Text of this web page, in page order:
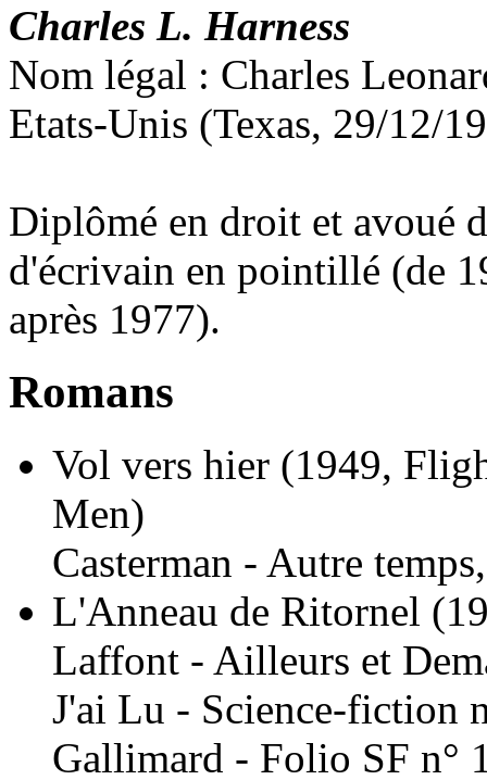
Charles L. Harness
Nom légal : Charles
Etats-Unis (Texas, 29/12/
Diplômé en droit et avoué
d'écrivain en pointillé (de
après 1977).
Romans
Vol vers hier (1949,
Men)
Casterman - Autre
L'Anneau de Ritornel
Laffont - Ailleurs et
J'ai Lu - Science-fiction
Gallimard - Folio SF n°